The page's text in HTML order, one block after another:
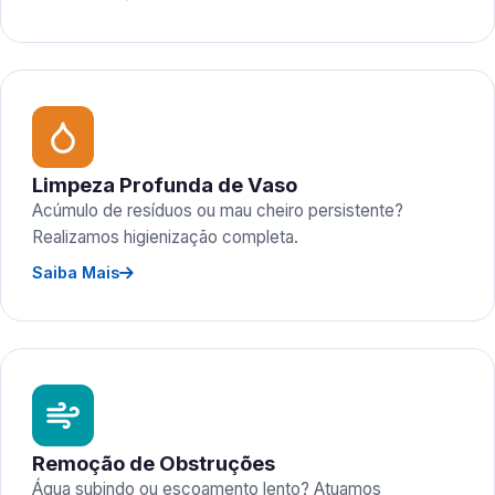
Limpeza Profunda de Vaso
Acúmulo de resíduos ou mau cheiro persistente?
Realizamos higienização completa.
Saiba Mais
Remoção de Obstruções
Água subindo ou escoamento lento? Atuamos